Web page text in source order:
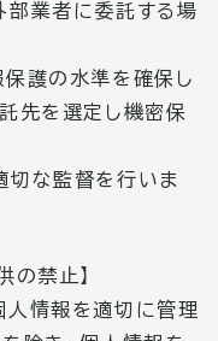
部業者に委託する場
護の水準を確保し
先を選定し機密保
切な監督を行いま
の禁止】
人情報を適切に管理